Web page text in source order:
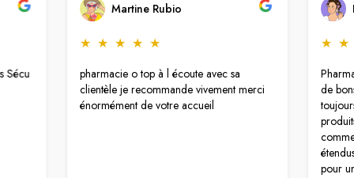
Sécu
Martine Rubio
★ ★ ★ ★ ★
pharmacie o top à l écoute avec sa
clientèle je recommande vivement merci
énormément de votre accueil
★ ★
de
pour